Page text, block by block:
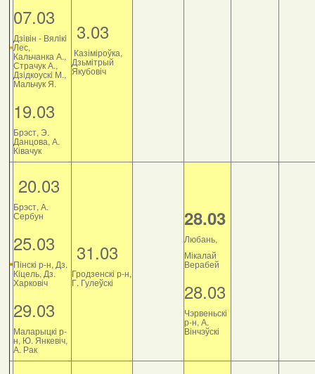
07.03
Дзiвiн - Вялiкi
Лес,
Кальчанка А.,
Страчук А.,
Дзiдкоускi М.,
Мальчук Я.
19.03
Брэст, Э.
Данцова, А.
Ківачук
3.03
Казіміроўка,
Дзьмітрый
Якубовіч
20.03
Брэст, А.
Сербун
25.03
Пінскі р-н, Дз.
Кіцель, Дз.
Харковіч
29.03
Маларыцкі р-
н, Ю. Янкевіч,
А. Рак
31.03
Гродзенскі р-н,
Г. Гулеўскі
28.03
Любань,
Мікалай
Верабей
28.03
Чэрвеньскі
р-н, А.
Вінчэўскі